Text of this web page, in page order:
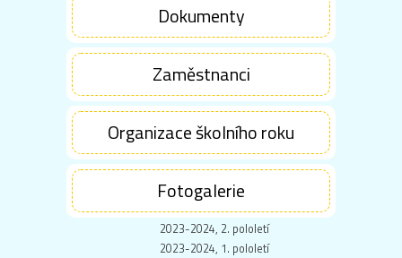
Dokumenty
Zaměstnanci
Organizace školního roku
Fotogalerie
2023-2024, 2. pololetí
2023-2024, 1. pololetí